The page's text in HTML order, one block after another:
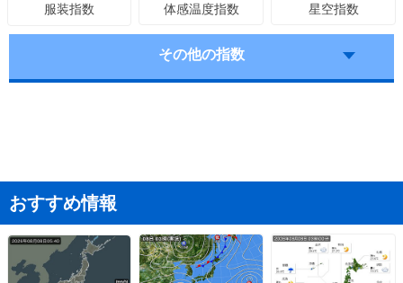
服装指数 体感温度指数 星空指数
その他の指数
おすすめ情報